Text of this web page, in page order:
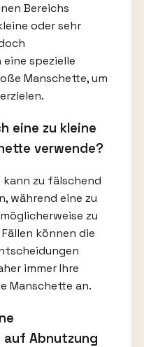
Bereichs
oder sehr
spezielle
Manschette, um
eine zu kleine
verwende?
kann zu fälschend
während eine zu
zu
können die
immer Ihre
Manschette an.
Abnutzung